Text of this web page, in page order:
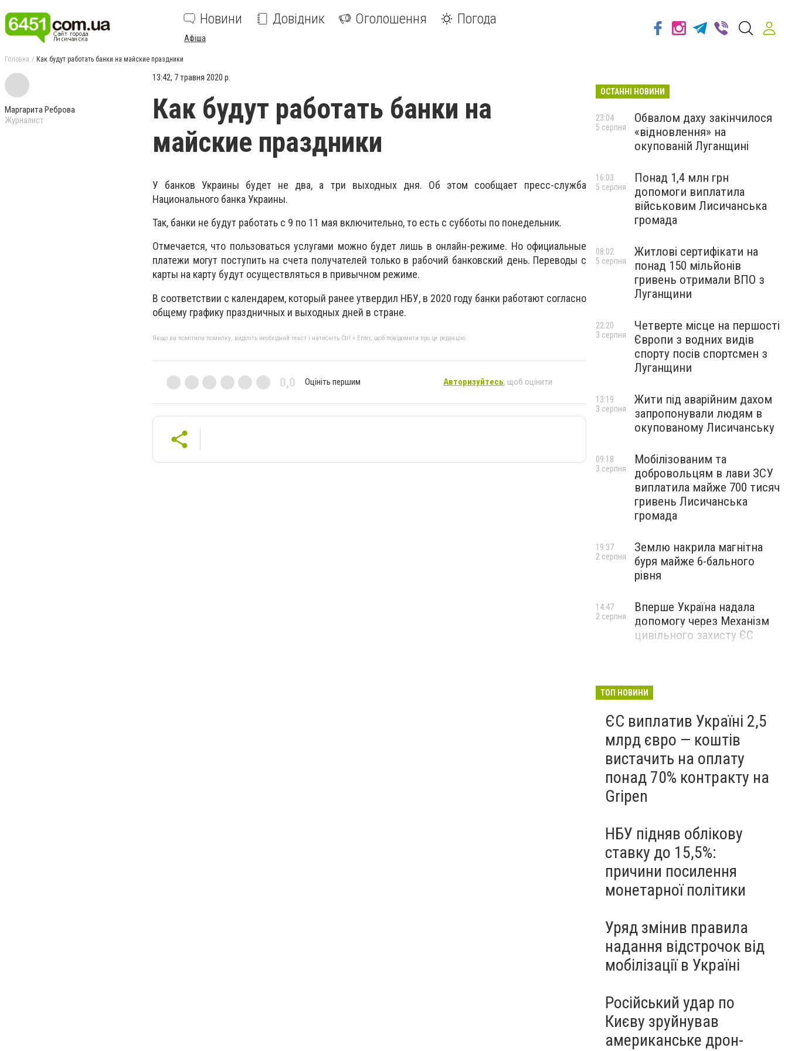
Новини Довідник Оголошення Погода
Афіша
Головна Как будут работать банки на майские праздники
Маргарита Реброва
Журналист
13:42, 7 травня 2020 р.
Как будут работать банки на
майские праздники
У банков Украины будет не два, а три выходных дня. Об этом сообщает пресс-служба
Национального банка Украины.
Так, банки не будут работать с 9 по 11 мая включительно, то есть с субботы по понедельник.
Отмечается, что пользоваться услугами можно будет лишь в онлайн-режиме. Но официальные
платежи могут поступить на счета получателей только в рабочий банковский день. Переводы с
карты на карту будут осуществляться в привычном режиме.
В соответствии с календарем, который ранее утвердил НБУ, в 2020 году банки работают согласно
общему графику праздничных и выходных дней в стране.
Якщо ви помітили помилку, виділіть необхідний текст і натисніть Ctrl + Enter, щоб повідомити про це редакцію
0,0 Оцініть першим Авторизуйтесь, щоб оцінити
ОСТАННІ НОВИНИ
Обвалом даху закінчилося
«відновлення» на
окупованій Луганщині
23:04
5 серпня
Понад 1,4 млн грн
допомоги виплатила
військовим Лисичанська
громада
16:03
5 серпня
Житлові сертифікати на
понад 150 мільйонів
гривень отримали ВПО з
Луганщини
08:02
5 серпня
Четверте місце на першості
Європи з водних видів
спорту посів спортсмен з
Луганщини
22:20
3 серпня
Жити під аварійним дахом
запропонували людям в
окупованому Лисичанську
13:19
3 серпня
Мобілізованим та
добровольцям в лави ЗСУ
виплатила майже 700 тисяч
гривень Лисичанська
громада
09:18
3 серпня
Землю накрила магнітна
буря майже 6-бального
рівня
19:37
2 серпня
Вперше Україна надала
допомогу через Механізм
цивільного захисту ЄС
14:47
2 серпня
ТОП НОВИНИ
ЄС виплатив Україні 2,5
млрд євро — коштів
вистачить на оплату
понад 70% контракту на
Gripen
НБУ підняв облікову
ставку до 15,5%:
причини посилення
монетарної політики
Уряд змінив правила
надання відстрочок від
мобілізації в Україні
Російський удар по
Києву зруйнував
американське дрон-